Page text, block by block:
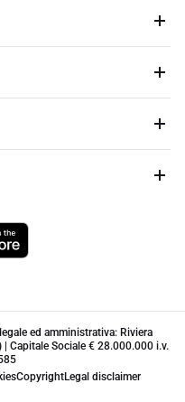
ed amministrativa: Riviera
Capitale Sociale € 28.000.000 i.v.
CopyrightLegal disclaimer